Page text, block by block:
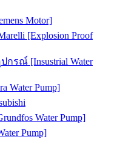
Motor]
[Explosion Proof
รณ์ [Insustrial Water
Water Pump]
Water Pump]
Pump]